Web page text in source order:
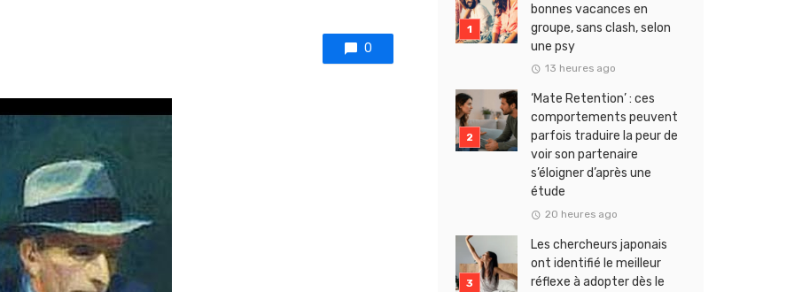
0
bonnes vacances en
groupe, sans clash, selon
une psy
13 heures ago
‘Mate Retention’ : ces
comportements peuvent
parfois traduire la peur de
voir son partenaire
s’éloigner d’après une
étude
20 heures ago
Les chercheurs japonais
ont identifié le meilleur
réflexe à adopter dès le